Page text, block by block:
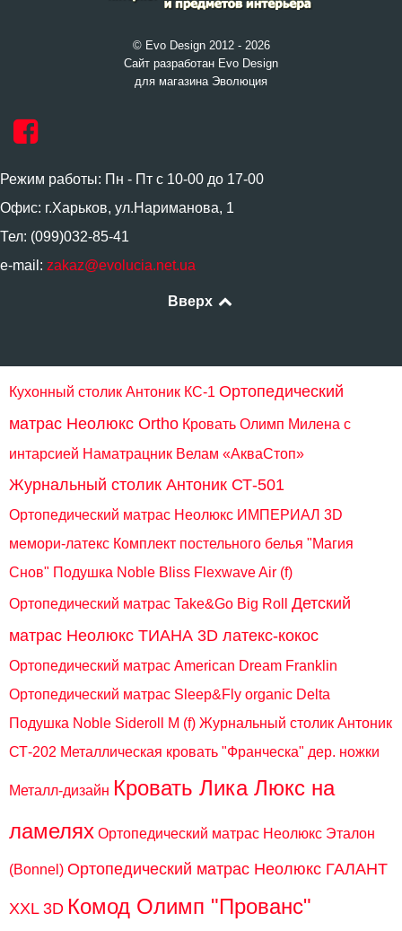
© Evo Design 2012 - 2026
Сайт разработан Evo Design
для магазина Эволюция
Режим работы: Пн - Пт с 10-00 до 17-00
Офис: г.Харьков, ул.Нариманова, 1
Тел: (099)032-85-41
e-mail: zakaz@evolucia.net.ua
Вверх
Кухонный столик Антоник КС-1 Ортопедический
матрас Неолюкс Ortho Кровать Олимп Милена с
интарсией Наматрацник Велам «АкваСтоп»
Журнальный столик Антоник СТ-501
Ортопедический матрас Неолюкс ИМПЕРИАЛ 3D
мемори-латекс Комплект постельного белья "Магия
Снов" Подушка Noble Bliss Flexwave Air (f)
Ортопедический матрас Take&Go Big Roll
Детский
матрас Неолюкс ТИАНА 3D латекс-кокос
Ортопедический матрас American Dream Franklin
Ортопедический матрас Sleep&Fly organic Delta
Подушка Noble Sideroll M (f) Журнальный столик Антоник
СТ-202 Металлическая кровать "Франческа" дер. ножки
Металл-дизайн Кровать Лика Люкс на
ламелях Ортопедический матрас Неолюкс Эталон
(Bonnel) Ортопедический матрас Неолюкс ГАЛАНТ
XXL 3D Комод Олимп "Прованс"